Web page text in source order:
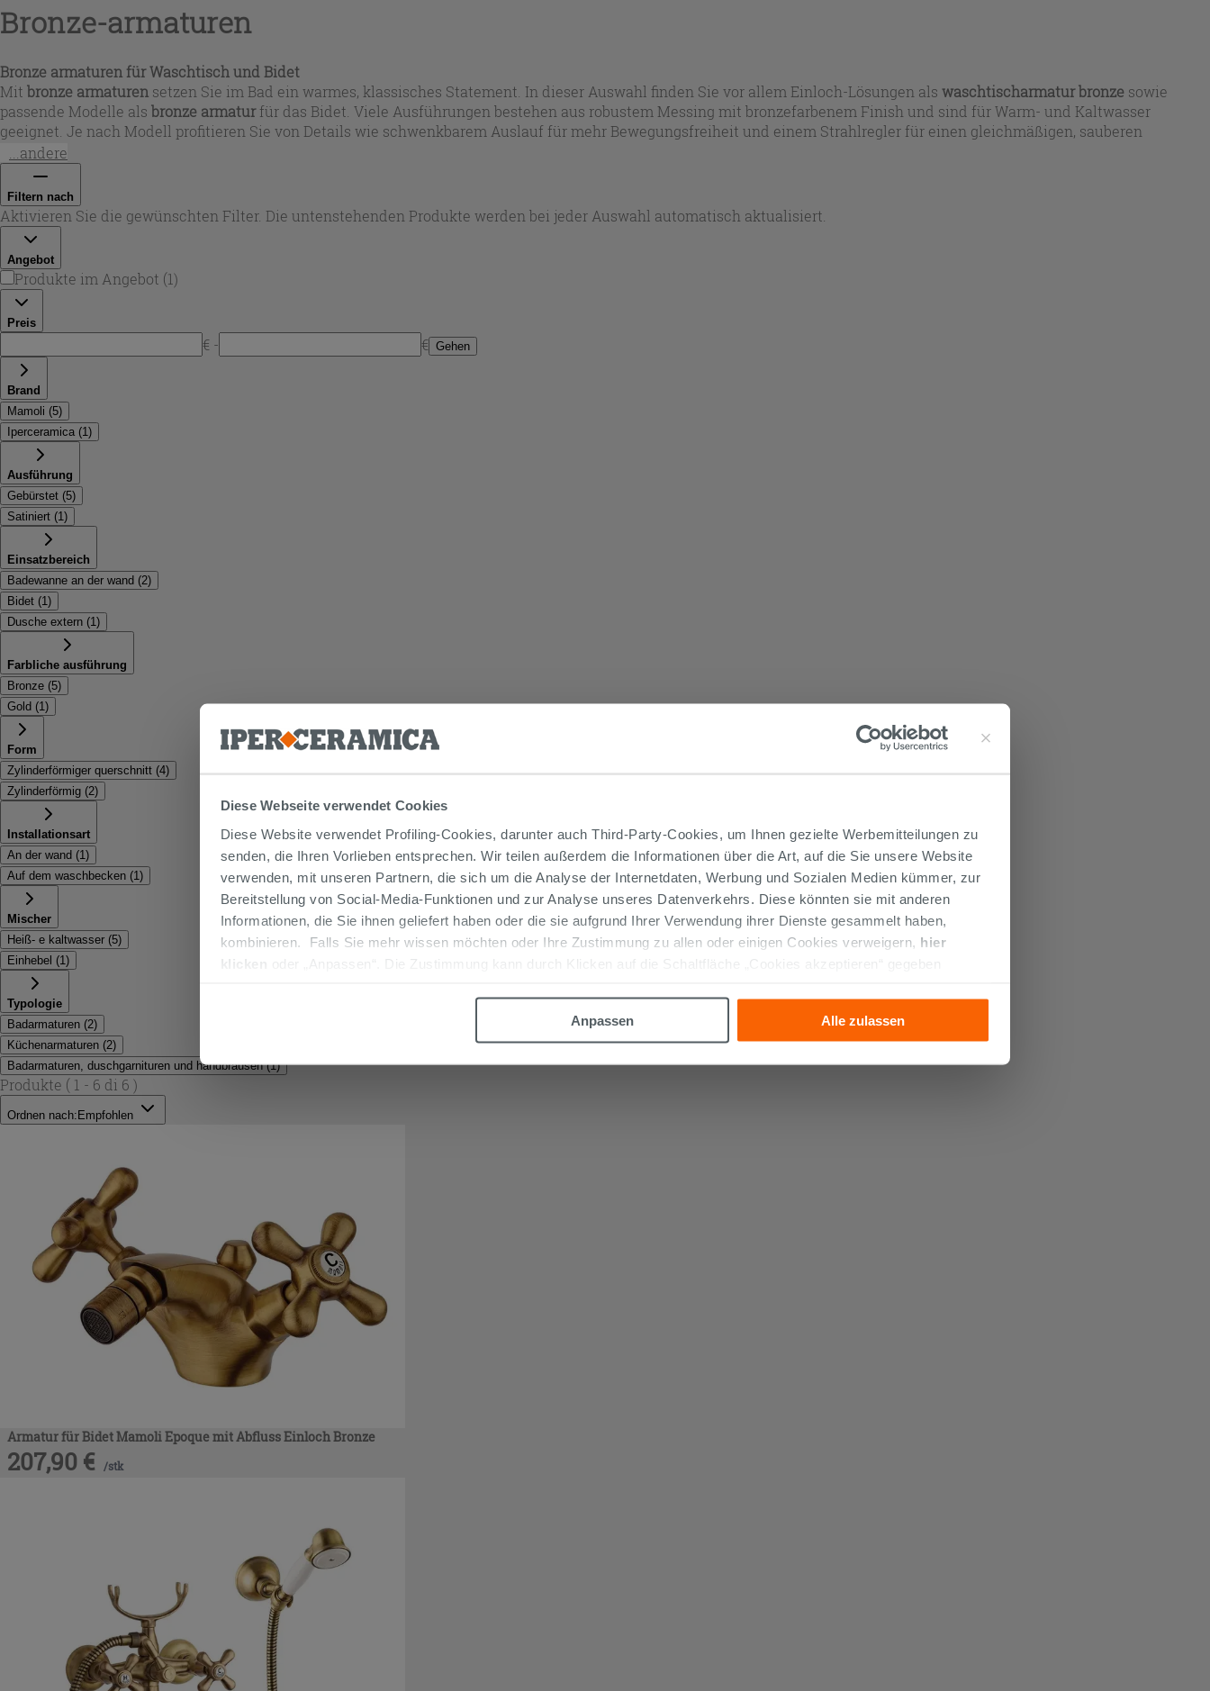
Diese Webseite verwendet Cookies
Diese Website verwendet Profiling-Cookies, darunter auch Third-Party-Cookies, um Ihnen gezielte Werbemitteilungen zu
senden, die Ihren Vorlieben entsprechen. Wir teilen außerdem die Informationen über die Art, auf die Sie unsere Website
verwenden, mit unseren Partnern, die sich um die Analyse der Internetdaten, Werbung und Sozialen Medien kümmer, zur
Bereitstellung von Social-Media-Funktionen und zur Analyse unseres Datenverkehrs. Diese könnten sie mit anderen
Informationen, die Sie ihnen geliefert haben oder die sie aufgrund Ihrer Verwendung ihrer Dienste gesammelt haben,
kombinieren. Falls Sie mehr wissen möchten oder Ihre Zustimmung zu allen oder einigen Cookies verweigern, hier
klicken
oder „Anpassen“. Die Zustimmung kann durch Klicken auf die Schaltfläche „Cookies akzeptieren“ gegeben
Anpassen
Alle zulassen
Bronze-armaturen
Bronze armaturen für Waschtisch und Bidet
Mit bronze armaturen setzen Sie im Bad ein warmes, klassisches Statement. In dieser Auswahl finden Sie vor allem Einloch-Lösungen als waschtischarmatur bronze sowie
passende Modelle als bronze armaturfür das Bidet. Viele Ausführungen bestehen aus robustem Messing mit bronzefarbenem Finish und sind für Warm- und Kaltwasser
geeignet. Je nach Modell profitieren Sie von Details wie schwenkbarem Auslauf für mehr Bewegungsfreiheit und einem Strahlregler für einen gleichmäßigen, sauberen
Wasserstrahl – ideal für den täglichen Gebrauch und eine stimmige Gestaltung im gesamten Bad.
...andere
Filtern nach
Aktivieren Sie die gewünschten Filter. Die untenstehenden Produkte werden bei jeder Auswahl automatisch aktualisiert.
Angebot
Produkte im Angebot (1)
Preis
€ - € Gehen
Brand
Mamoli (5)
Iperceramica (1 )
Ausführung
Gebürstet (5)
Satiniert (1 )
Einsatzbereich
Badewanne an der wand (2)
Bidet (1 )
Dusche extern (1 )
Farbliche ausführung
Bronze (5)
Gold (1 )
Form
Zylinderförmiger querschnitt (4)
Zylinderförmig (2)
Installationsart
An der wand (1 )
Auf dem waschbecken (1 )
Mischer
Heiß- e kaltwasser (5)
Einhebel (1 )
Typologie
Badarmaturen (2)
Küchenarmaturen (2)
Badarmaturen, duschgarnituren und handbrausen(1)
Produkte ( 1 - 6 di 6 )
Ordnen nach: Empfohlen
Armatur für Bidet Mamoli Epoque mit Abfluss Einloch Bronze
207,90 € /stk